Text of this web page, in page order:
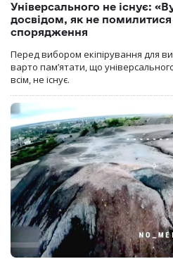
Універсального не існує:
досвідом, як не
спорядження
Перед вибором екіпірування для
варто пам’ятати, що
всім, не існує.